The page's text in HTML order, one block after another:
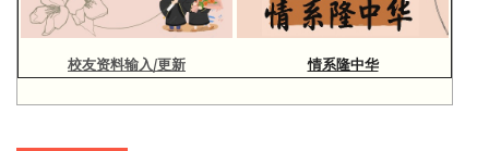
校友资料输入/更新 情系隆中华